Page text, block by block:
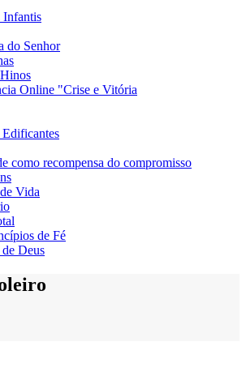
Infantis
do Senhor
Online "Crise e Vitória
como recompensa do compromisso
Vida
de Fé
Deus